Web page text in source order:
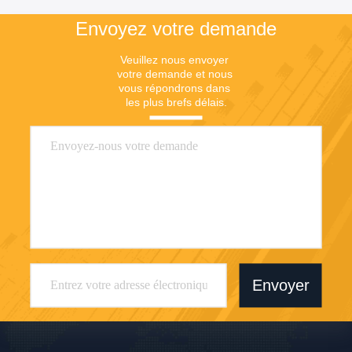
Envoyez votre demande
Veuillez nous envoyer
votre demande et nous
vous répondrons dans
les plus brefs délais.
Envoyer